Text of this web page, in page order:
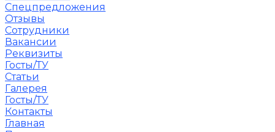
Спецпредложения
Отзывы
Сотрудники
Вакансии
Реквизиты
Госты/ТУ
Статьи
Галерея
Госты/ТУ
Контакты
Главная